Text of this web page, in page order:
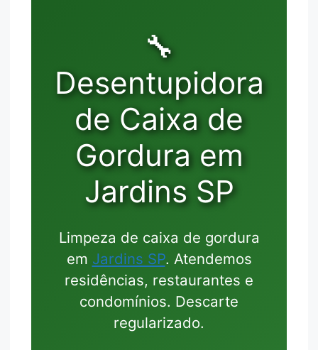
🔧
Desentupidora
de Caixa de
Gordura em
Jardins SP
Limpeza de caixa de gordura
em Jardins SP. Atendemos
residências, restaurantes e
condomínios. Descarte
regularizado.